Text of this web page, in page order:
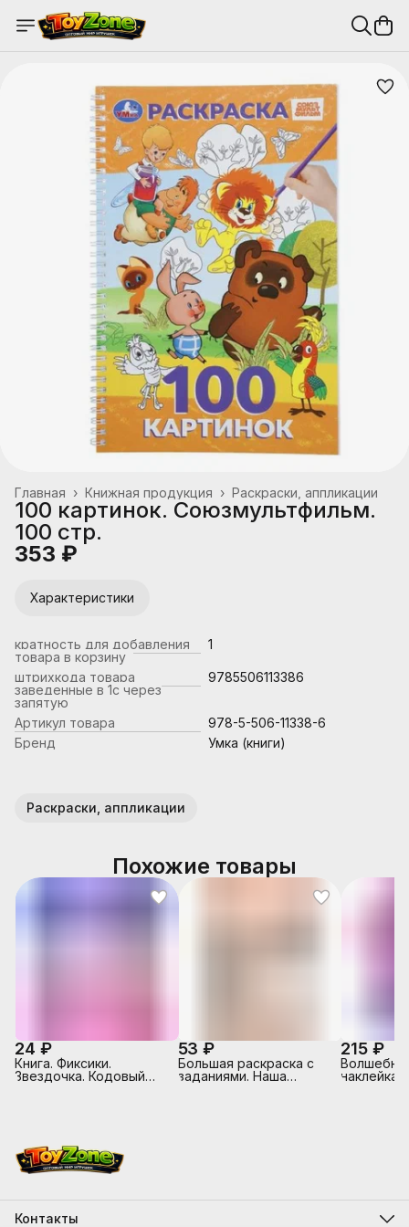
Раскраски, аппликации
Книжная продукция ›
Главная ›
100 картинок. Союзмультфильм.
100 стр.
353 ₽
Характеристики
кратность для добавления
товара в корзину
1
штрихкода товара
заведенные в 1с через
запятую
9785506113386
Артикул товара
978-5-506-11338-6
Бренд
Умка (книги)
Раскраски, аппликации
Похожие товары
24 ₽
Книга. Фиксики.
Звездочка. Кодовый
53 ₽
Большая раскраска с
заданиями. Наша
215 ₽
Контакты